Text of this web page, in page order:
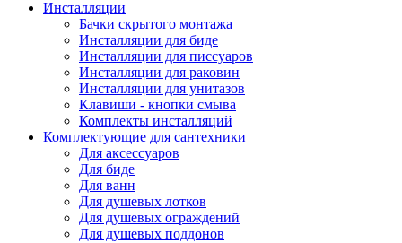
Инсталляции
Бачки скрытого монтажа
Инсталляции для биде
Инсталляции для писсуаров
Инсталляции для раковин
Инсталляции для унитазов
Клавиши - кнопки смыва
Комплекты инсталляций
Комплектующие для сантехники
Для аксессуаров
Для биде
Для ванн
Для душевых лотков
Для душевых ограждений
Для душевых поддонов